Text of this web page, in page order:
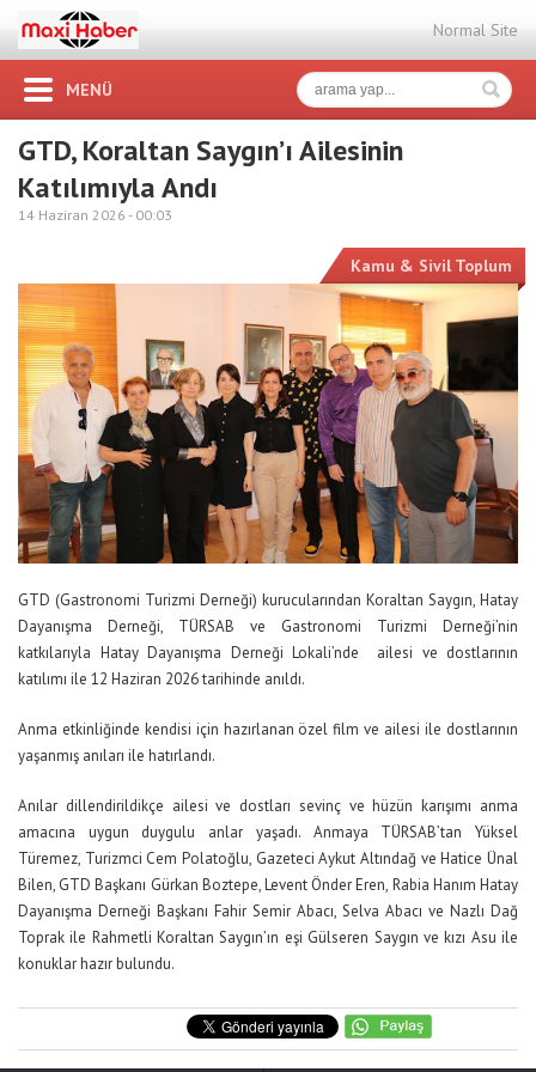
Normal Site
MENÜ
GTD, Koraltan Saygın’ı Ailesinin
Katılımıyla Andı
14 Haziran 2026 - 00:03
Kamu & Sivil Toplum
GTD (Gastronomi Turizmi Derneği) kurucularından Koraltan Saygın, Hatay
Dayanışma Derneği, TÜRSAB ve Gastronomi Turizmi Derneği’nin
katkılarıyla Hatay Dayanışma Derneği Lokali’nde ailesi ve dostlarının
katılımı ile 12 Haziran 2026 tarihinde anıldı.
Anma etkinliğinde kendisi için hazırlanan özel film ve ailesi ile dostlarının
yaşanmış anıları ile hatırlandı.
Anılar dillendirildikçe ailesi ve dostları sevinç ve hüzün karışımı anma
amacına uygun duygulu anlar yaşadı. Anmaya TÜRSAB’tan Yüksel
Türemez, Turizmci Cem Polatoğlu, Gazeteci Aykut Altındağ ve Hatice Ünal
Bilen, GTD Başkanı Gürkan Boztepe, Levent Önder Eren, Rabia Hanım Hatay
Dayanışma Derneği Başkanı Fahir Semir Abacı, Selva Abacı ve Nazlı Dağ
Toprak ile Rahmetli Koraltan Saygın’ın eşi Gülseren Saygın ve kızı Asu ile
konuklar hazır bulundu.